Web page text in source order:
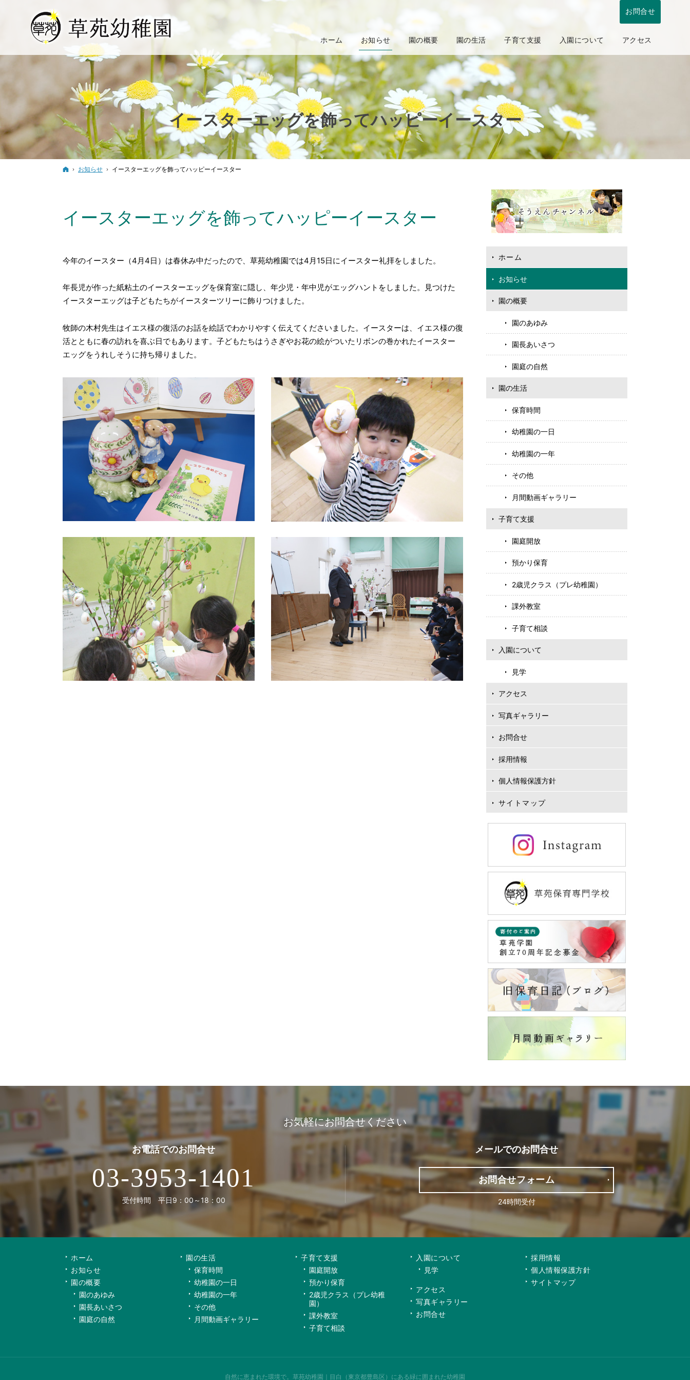
イースターエッグを飾ってハッピーイースター
ホーム
お知らせ イースターエッグを飾ってハッピーイースター
イースターエッグを飾ってハッピーイースター
今年のイースター（4月4日）は春休み中だったので、草苑幼稚園では4月15日にイースター礼拝をしました。
年長児が作った紙粘土のイースターエッグを保育室に隠し、年少児・年中児がエッグハントをしました。見つけた
イースターエッグは子どもたちがイースターツリーに飾りつけました。
牧師の木村先生はイエス様の復活のお話を絵話でわかりやすく伝えてくださいました。イースターは、イエス様の復
活とともに春の訪れを喜ぶ日でもあります。子どもたちはうさぎやお花の絵がついたリボンの巻かれたイースター
エッグをうれしそうに持ち帰りました。
ホーム
お知らせ
園の概要
園のあゆみ
園長あいさつ
園庭の自然
園の生活
保育時間
幼稚園の一日
幼稚園の一年
その他
月間動画ギャラリー
子育て支援
園庭開放
預かり保育
2歳児クラス（プレ幼稚園）
課外教室
子育て相談
入園について
見学
アクセス
写真ギャラリー
お問合せ
採用情報
個人情報保護方針
サイトマップ
お問合せ
ホーム お知らせ 園の概要 園の生活 子育て支援 入園について アクセス
お気軽にお問合せください
お電話でのお問合せ
03-3953-1401
受付時間 平日9：00～18：00
メールでのお問合せ
お問合せフォーム
24時間受付
ホーム
お知らせ
園の概要
園のあゆみ
園長あいさつ
園庭の自然
園の生活
保育時間
幼稚園の一日
幼稚園の一年
その他
月間動画ギャラリー
子育て支援
園庭開放
預かり保育
2歳児クラス（プレ幼稚
園）
課外教室
子育て相談
入園について
見学
アクセス
写真ギャラリー
お問合せ
採用情報
個人情報保護方針
サイトマップ
自然に恵まれた環境で。 草苑幼稚園｜目白（東京都豊島区）にある緑に囲まれた幼稚園